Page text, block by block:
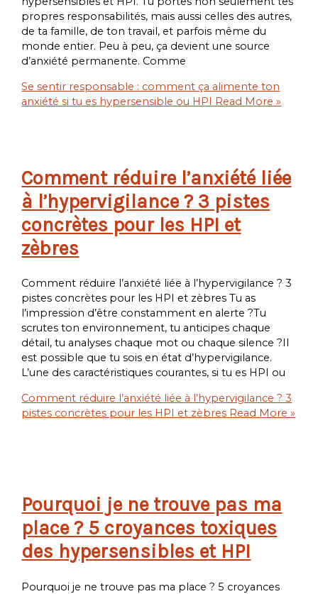
propres responsabilités, mais aussi celles des autres,
de ta famille, de ton travail, et parfois même du
monde entier. Peu à peu, ça devient une source
d’anxiété permanente. Comme
Se sentir responsable : comment ça alimente ton
anxiété si tu es hypersensible ou HPI Read More »
Comment réduire l’anxiété liée
à l’hypervigilance ? 3 pistes
concrètes pour les HPI et
zèbres
Comment réduire l’anxiété liée à l’hypervigilance ? 3
pistes concrètes pour les HPI et zèbres Tu as
l’impression d’être constamment en alerte ?Tu
scrutes ton environnement, tu anticipes chaque
détail, tu analyses chaque mot ou chaque silence ?Il
est possible que tu sois en état d’hypervigilance.
L’une des caractéristiques courantes, si tu es HPI ou
Comment réduire l’anxiété liée à l’hypervigilance ? 3
pistes concrètes pour les HPI et zèbres Read More »
Pourquoi je ne trouve pas ma
place ? 5 croyances toxiques
des hypersensibles et HPI
Pourquoi je ne trouve pas ma place ? 5 croyances